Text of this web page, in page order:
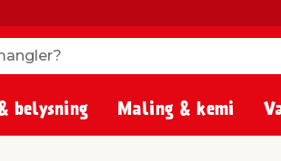
belysning Maling & kemi